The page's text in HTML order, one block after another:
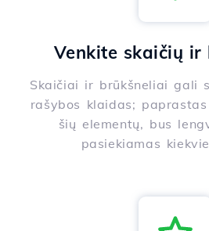
Venkite skaičių ir
Skaičiai ir brūkšneliai gali
rašybos klaidas;
šių elementų, bus
pasiekiamas